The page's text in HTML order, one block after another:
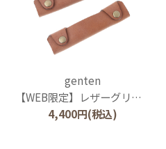
genten
【WEB限定】レザーグリップ
4,400円(税込)